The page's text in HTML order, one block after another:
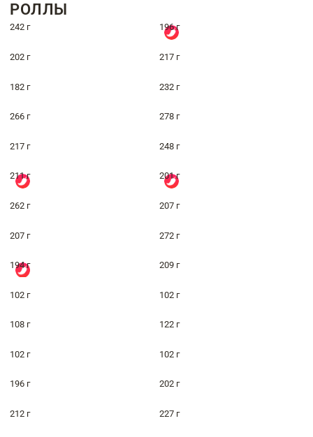
РОЛЛЫ
242 г 196 г
202 г 217 г
182 г 232 г
266 г 278 г
217 г 248 г
211 г 201 г
262 г 207 г
207 г 272 г
194 г 209 г
102 г 102 г
108 г 122 г
102 г 102 г
196 г 202 г
212 г 227 г